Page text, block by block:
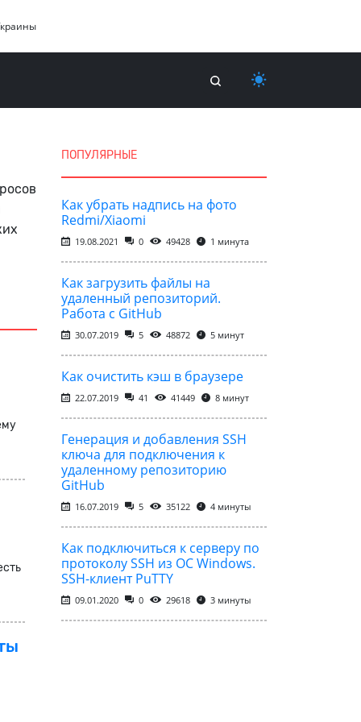
ПОПУЛЯРНЫЕ
Как убрать надпись на фото
Redmi/Xiaomi
19.08.2021 0 49428 1 минута
Как загрузить файлы на
удаленный репозиторий.
Работа с GitHub
30.07.2019 5 48872 5 минут
Как очистить кэш в браузере
22.07.2019 41 41449 8 минут
Генерация и добавления SSH
ключа для подключения к
удаленному репозиторию
GitHub
16.07.2019 5 35122 4 минуты
Как подключиться к серверу по
протоколу SSH из ОС Windows.
SSH-клиент PuTTY
09.01.2020 0 29618 3 минуты